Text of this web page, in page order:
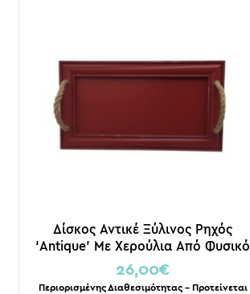
Δίσκος Αντικέ Ξύλινος Ρηχός
‘Antique’ Με Χερούλια Από Φυσικό
Σχοινί Γιούτα 26x36cm, Sour
Cherry
26,00€
Περιορισμένης Διαθεσιμότητας – Προτείνεται